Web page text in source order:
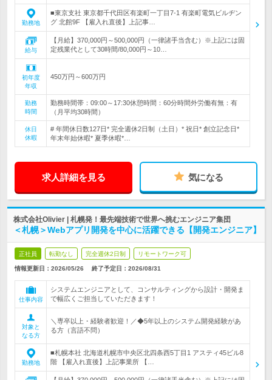
勤務地
■東京支社 東京都千代田区有楽町一丁目7-1 有楽町電気ビルヂン
グ 北館9F 【雇入れ直後】上記事…
給与
【月給】370,000円～500,000円（一律諸手当含む）※上記には固
定残業代として30時間/80,000円～10…
初年度
年収
450万円～600万円
勤務
時間
勤務時間帯：09:00～17:30休憩時間：60分時間外労働有無：有
（月平均30時間）
休日
休暇
# 年間休日数127日* 完全週休2日制（土日）* 祝日* 創立記念日*
年末年始休暇* 夏季休暇*…
求人詳細を見る 気になる
株式会社Olivier | 札幌発！最先端技術で世界へ挑むエンジニア集団
＜札幌＞Webアプリ開発を中心に活躍できる【開発エンジニア】
正社員 転勤なし 完全週休2日制 リモートワーク可
情報更新日：2026/05/26 終了予定日： 2026/08/31
仕事内容
システムエンジニアとして、コンサルティングから設計・開発ま
で幅広くご担当していただきます！
対象と
なる方
＼専卒以上・経験者歓迎！／◆5年以上のシステム開発経験があ
る方（言語不問）
勤務地
■札幌本社 北海道札幌市中央区北四条西5丁目1 アスティ45ビル8
階 【雇入れ直後】上記事業所 【…